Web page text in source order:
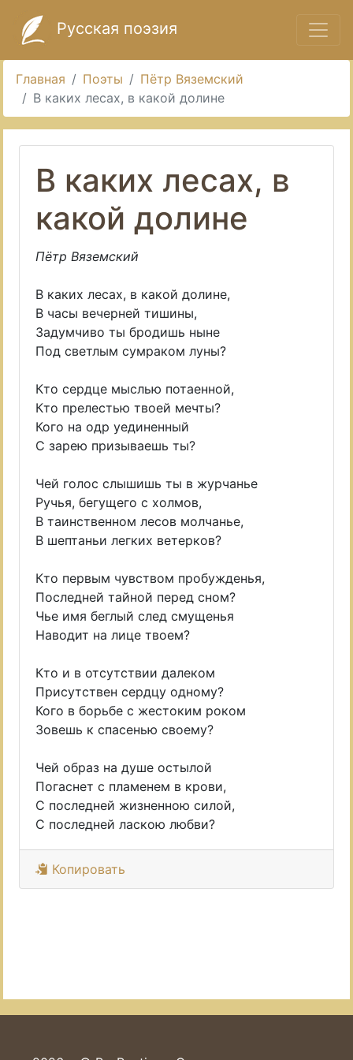
Русская поэзия
Главная Поэты
Пётр Вяземский
В каких лесах, в какой долине
В каких лесах, в
какой долине
Пётр Вяземский
В каких лесах, в какой долине,
В часы вечерней тишины,
Задумчиво ты бродишь ныне
Под светлым сумраком луны?
Кто сердце мыслью потаенной,
Кто прелестью твоей мечты?
Кого на одр уединенный
С зарею призываешь ты?
Чей голос слышишь ты в журчанье
Ручья, бегущего с холмов,
В таинственном лесов молчанье,
В шептаньи легких ветерков?
Кто первым чувством пробужденья,
Последней тайной перед сном?
Чье имя беглый след смущенья
Наводит на лице твоем?
Кто и в отсутствии далеком
Присутствен сердцу одному?
Кого в борьбе с жестоким роком
Зовешь к спасенью своему?
Чей образ на душе остылой
Погаснет с пламенем в крови,
С последней жизненною силой,
С последней ласкою любви?
Копировать